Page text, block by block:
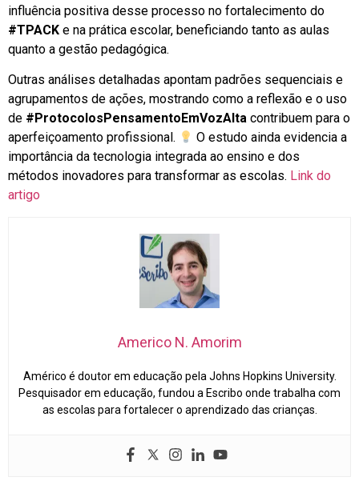
influência positiva desse processo no fortalecimento do
#TPACK e na prática escolar, beneficiando tanto as aulas
quanto a gestão pedagógica.
Outras análises detalhadas apontam padrões sequenciais e
agrupamentos de ações, mostrando como a reflexão e o uso
de #ProtocolosPensamentoEmVozAlta contribuem para o
aperfeiçoamento profissional.
O estudo ainda evidencia a
importância da tecnologia integrada ao ensino e dos
métodos inovadores para transformar as escolas. Link do
artigo
Americo N. Amorim
Américo é doutor em educação pela Johns Hopkins University.
Pesquisador em educação, fundou a Escribo onde trabalha com
as escolas para fortalecer o aprendizado das crianças.